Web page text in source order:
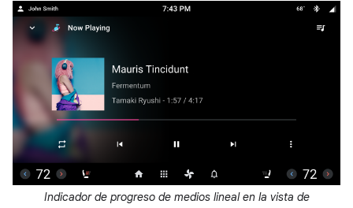
Indicador de progreso de medios lineal en la vista de